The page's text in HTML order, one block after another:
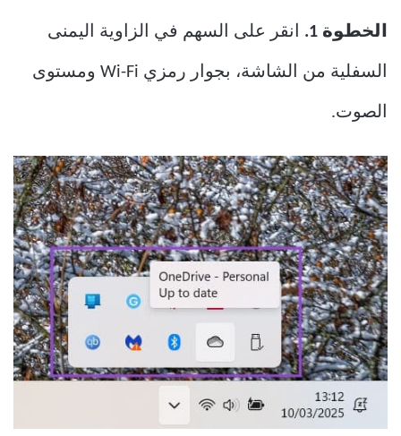
الخطوة 1. انقر على السهم في الزاوية اليمنى
السفلية من الشاشة، بجوار رمزي Wi-Fi ومستوى
الصوت.